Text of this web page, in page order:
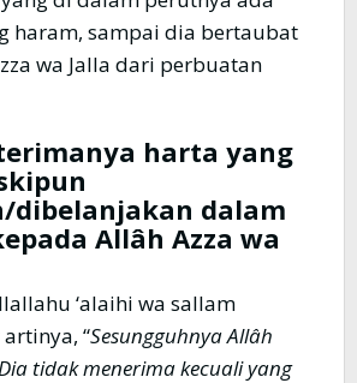
haram, sampai dia bertaubat
wa Jalla dari perbuatan
harta yang
dalam
Allâh Azza wa
‘alaihi wa sallam
“Sesungguhnya Allâh
tidak menerima kecuali yang